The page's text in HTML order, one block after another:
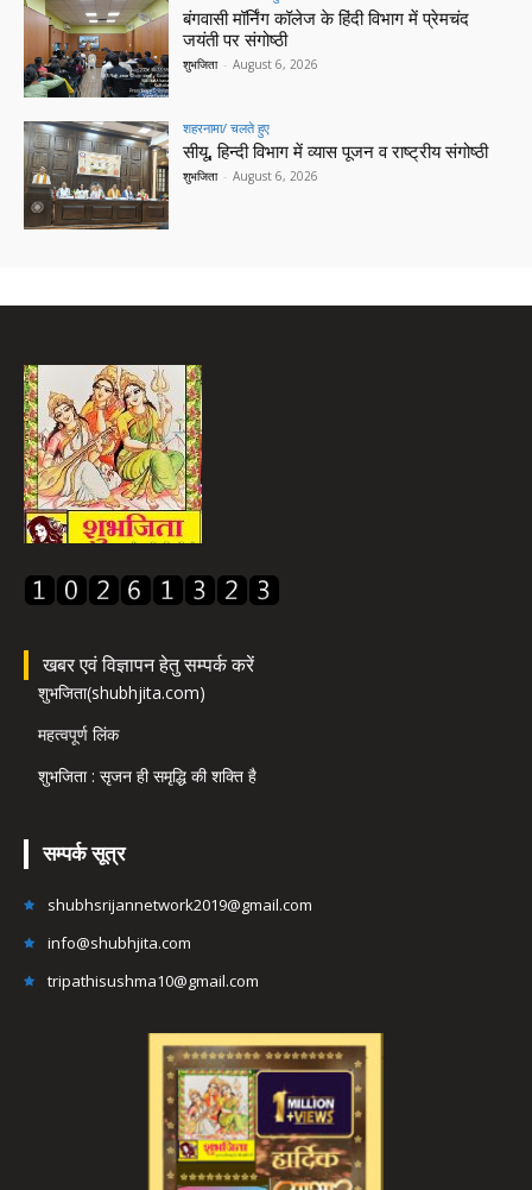
बंगवासी मॉर्निंग कॉलेज के हिंदी विभाग में प्रेमचंद
जयंती पर संगोष्ठी
शुभजिता - August 6, 2026
शहरनामा/ चलते हुए
सीयू, हिन्दी विभाग में व्यास पूजन व राष्ट्रीय संगोष्ठी
शुभजिता - August 6, 2026
खबर एवं विज्ञापन हेतु सम्पर्क करें
शुभजिता(shubhjita.com)
महत्वपूर्ण लिंक
शुभजिता : सृजन ही समृद्धि की शक्ति है
सम्पर्क सूत्र
shubhsrijannetwork2019@gmail.com
info@shubhjita.com
tripathisushma10@gmail.com